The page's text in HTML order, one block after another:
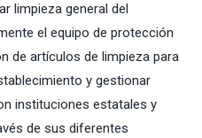
limpieza general del
el equipo de protección
de artículos de limpieza para
y gestionar
instituciones estatales y
de sus diferentes